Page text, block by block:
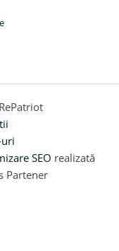
SEO realizată
Partener